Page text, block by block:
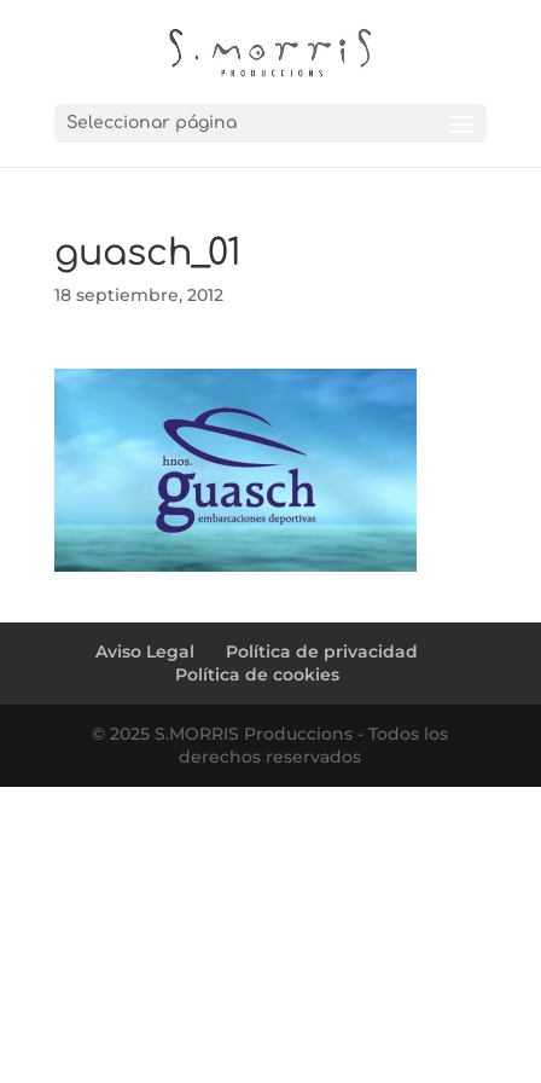
Seleccionar página
guasch_01
18 septiembre, 2012
Aviso Legal
Política de privacidad
Política de cookies
© 2025 S.MORRIS Produccions - Todos los
derechos reservados